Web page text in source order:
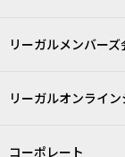
リーガルメンバーズ
リーガルオンライ
コーポレート